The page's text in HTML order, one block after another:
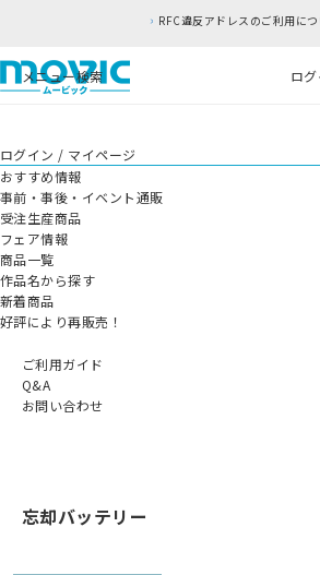
RFC違反アドレスのご利用につ
メニュー検索 ロ
ログイン / マイページ
おすすめ情報
事前・事後・イベント通販
受注生産商品
フェア情報
商品一覧
作品名から探す
新着商品
好評により再販売！
ご利用ガイド
Q&A
お問い合わせ
忘却バッテリー